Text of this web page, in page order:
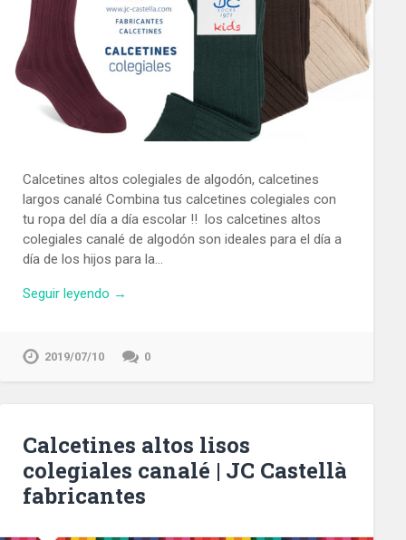
Calcetines altos colegiales de algodón, calcetines
largos canalé Combina tus calcetines colegiales con
tu ropa del día a día escolar !! los calcetines altos
colegiales canalé de algodón son ideales para el día a
día de los hijos para la…
Seguir leyendo →
2019/07/10 0
Calcetines altos lisos
colegiales canalé | JC Castellà
fabricantes